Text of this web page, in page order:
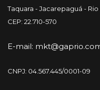
Taquara - Jacarepaguá - Rio
CEP: 22.710-570
E-mail:
CNPJ: 04.567.445/0001-09